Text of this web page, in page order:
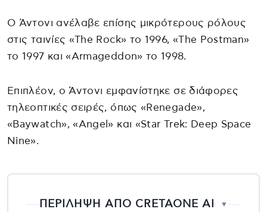
Ο Άντονι ανέλαβε επίσης μικρότερους ρόλους
στις ταινίες «The Rock» το 1996, «The Postman»
το 1997 και «Armageddon» το 1998.
Επιπλέον, ο Άντονι εμφανίστηκε σε διάφορες
τηλεοπτικές σειρές, όπως «Renegade»,
«Baywatch», «Angel» και «Star Trek: Deep Space
Nine».
ΠΕΡΙΛΗΨΗ ΑΠΟ CRETAONE AI ▼